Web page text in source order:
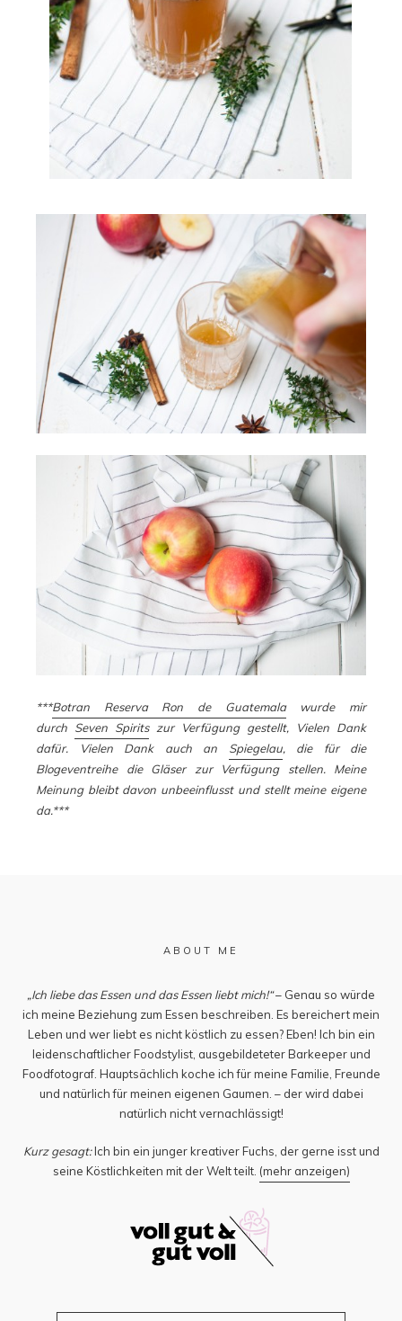
***Botran Reserva Ron de Guatemalawurde mir
durch Seven Spiritszur Verfügung gestellt, Vielen Dank
dafür. Vielen Dank auch an Spiegelau, die für die
Blogeventreihe die Gläser zur Verfügung stellen. Meine
Meinung bleibt davon unbeeinflusst und stellt meine eigene
da.***
ABOUT ME
„Ich liebe das Essen und das Essen liebt mich!“– Genau so würde
ich meine Beziehung zum Essen beschreiben. Es bereichert mein
Leben und wer liebt es nicht köstlich zu essen? Eben! Ich bin ein
leidenschaftlicher Foodstylist, ausgebildeteter Barkeeper und
Foodfotograf. Hauptsächlich koche ich für meine Familie, Freunde
und natürlich für meinen eigenen Gaumen. – der wird dabei
natürlich nicht vernachlässigt!
Kurz gesagt:Ich bin ein junger kreativer Fuchs, der gerne isst und
seine Köstlichkeiten mit der Welt teilt. (mehr anzeigen)